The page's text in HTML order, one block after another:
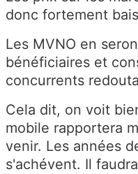
donc fortement
Les MVNO en
bénéficiaires et
concurrents
Cela dit, on voit
mobile rapportera
venir. Les années
s'achévent. Il